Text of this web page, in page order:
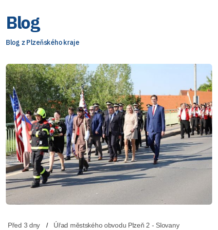
Blog
Blog z Plzeňského kraje
Před 3 dny Úřad městského obvodu Plzeň 2 - Slovany